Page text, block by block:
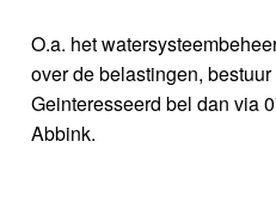
O.a. het
over de belastingen,
Geinteresseerd bel dan via
Abbink.